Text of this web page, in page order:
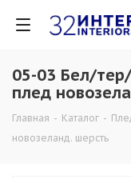
05-03 Бел/
плед
Главная - Каталог -
новозеланд. шерсть